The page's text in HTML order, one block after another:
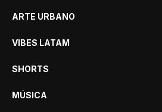
ARTE URBANO
VIBES LATAM
SHORTS
MÚSICA